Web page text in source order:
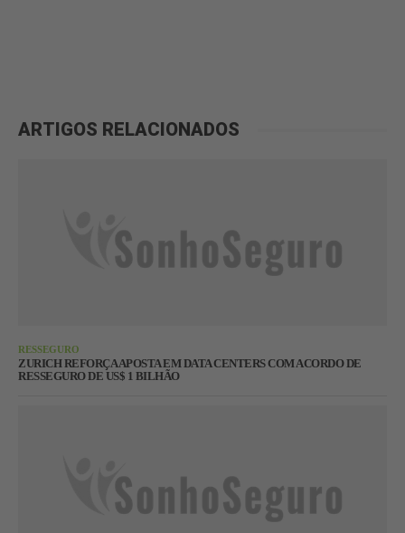
ARTIGOS RELACIONADOS
RESSEGURO
ZURICH REFORÇA APOSTA EM DATA CENTERS COM ACORDO DE
RESSEGURO DE US$ 1 BILHÃO